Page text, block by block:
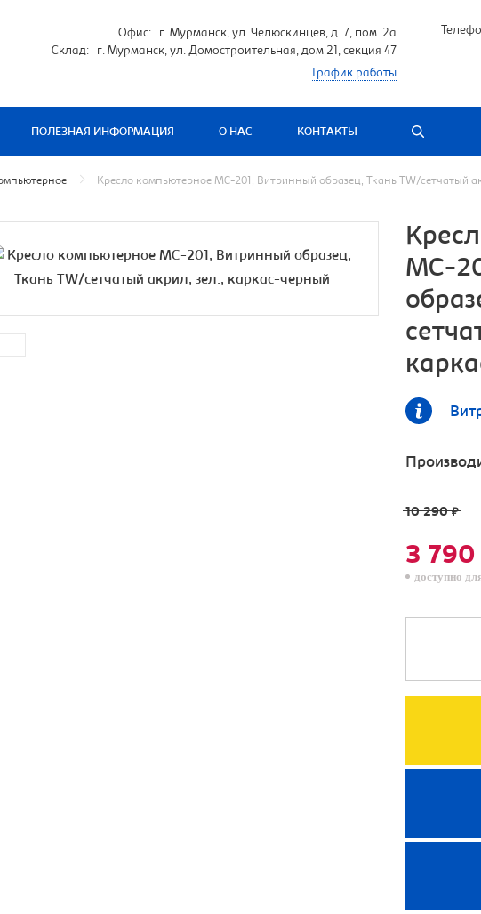
Офис: г. Мурманск, ул. Челюскинцев, д. 7, пом. 2а
Склад: г. Мурманск, ул. Домостроительная, дом 21, секция 47
График работы
ПОЛЕЗНАЯ ИНФОРМАЦИЯ О НАС КОНТАКТЫ
Кресло компьютерное MC-201, Витринный образец, Ткань TW/сетчатый
MC-
10 290₽
3 790
доступно